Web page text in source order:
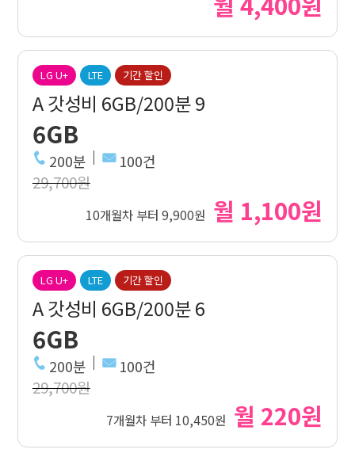
LG U+ LTE 기간 할인
A 갓성비 6GB/200분 9
6GB
200분 100건
29,700원
10개월차 부터 9,900원 월 1,100원
LG U+ LTE 기간 할인
A 갓성비 6GB/200분 6
6GB
200분 100건
29,700원
7개월차 부터 10,450원 월 220원